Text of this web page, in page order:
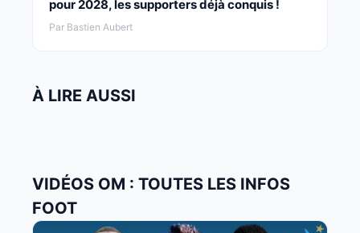
pour 2028, les supporters déjà conquis !
Par Bastien Aubert
À LIRE AUSSI
VIDÉOS OM : TOUTES LES INFOS
FOOT